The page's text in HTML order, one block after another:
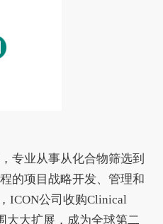
专业从事从化合物筛选到
的项目战略开发、管理和
ICON公司收购Clinical
大大扩展，成为全球第二